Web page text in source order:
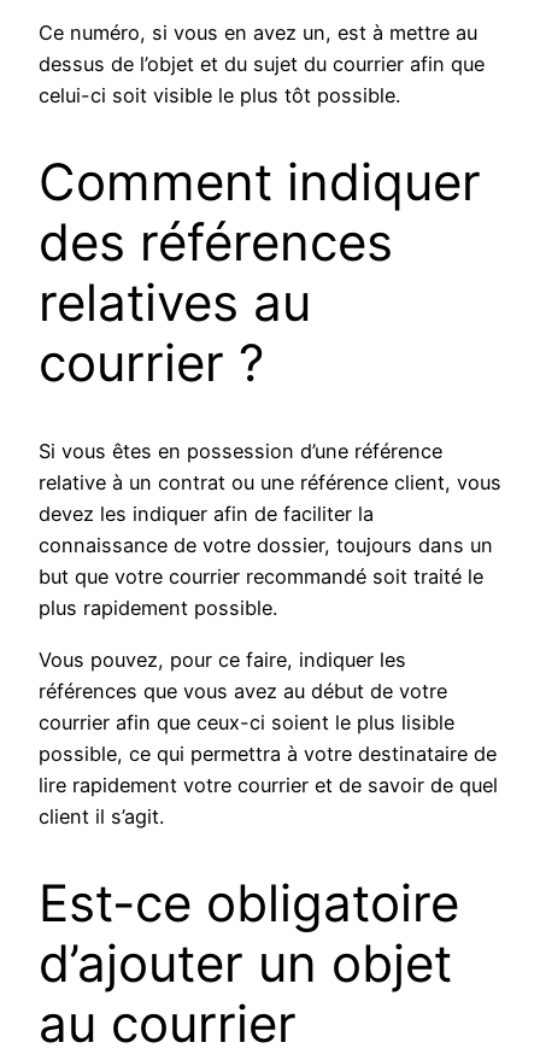
Ce numéro, si vous en avez un, est à mettre au
dessus de l’objet et du sujet du courrier afin que
celui-ci soit visible le plus tôt possible.
Comment indiquer
des références
relatives au
courrier ?
Si vous êtes en possession d’une référence
relative à un contrat ou une référence client, vous
devez les indiquer afin de faciliter la
connaissance de votre dossier, toujours dans un
but que votre courrier recommandé soit traité le
plus rapidement possible.
Vous pouvez, pour ce faire, indiquer les
références que vous avez au début de votre
courrier afin que ceux-ci soient le plus lisible
possible, ce qui permettra à votre destinataire de
lire rapidement votre courrier et de savoir de quel
client il s’agit.
Est-ce obligatoire
d’ajouter un objet
au courrier